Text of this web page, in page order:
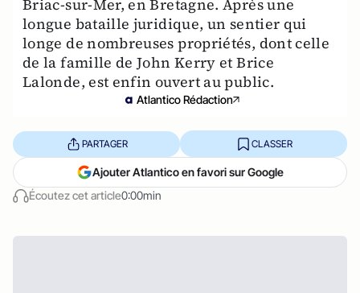
Briac-sur-Mer, en Bretagne. Après une
longue bataille juridique, un sentier qui
longe de nombreuses propriétés, dont celle
de la famille de John Kerry et Brice
Lalonde, est enfin ouvert au public.
Atlantico Rédaction
Écoutez cet article0:00min
PARTAGER CLASSER
Ajouter Atlantico en favori sur Google